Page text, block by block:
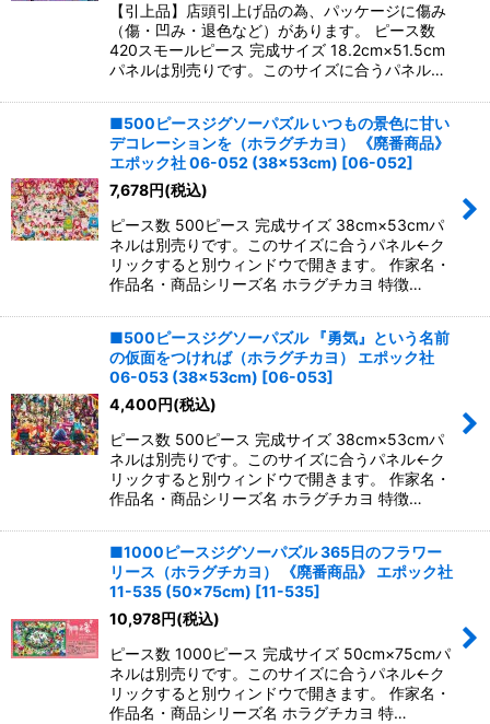
【引上品】店頭引上げ品の為、パッケージに傷み
（傷・凹み・退色など）があります。 ピース数
420スモールピース 完成サイズ 18.2cm×51.5cm
パネルは別売りです。このサイズに合うパネル…
■500ピースジグソーパズル いつもの景色に甘い
デコレーションを（ホラグチカヨ） 《廃番商品》
エポック社 06-052 (38×53cm) [06-052]
7,678円(税込)
ピース数 500ピース 完成サイズ 38cm×53cmパ
ネルは別売りです。このサイズに合うパネル←ク
リックすると別ウィンドウで開きます。 作家名・
作品名・商品シリーズ名 ホラグチカヨ 特徴…
■500ピースジグソーパズル 『勇気』という名前
の仮面をつければ（ホラグチカヨ） エポック社
06-053 (38×53cm) [06-053]
4,400円(税込)
ピース数 500ピース 完成サイズ 38cm×53cmパ
ネルは別売りです。このサイズに合うパネル←ク
リックすると別ウィンドウで開きます。 作家名・
作品名・商品シリーズ名 ホラグチカヨ 特徴…
■1000ピースジグソーパズル 365日のフラワー
リース（ホラグチカヨ） 《廃番商品》 エポック社
11-535 (50×75cm) [11-535]
10,978円(税込)
ピース数 1000ピース 完成サイズ 50cm×75cmパ
ネルは別売りです。このサイズに合うパネル←ク
リックすると別ウィンドウで開きます。 作家名・
作品名・商品シリーズ名 ホラグチカヨ 特…